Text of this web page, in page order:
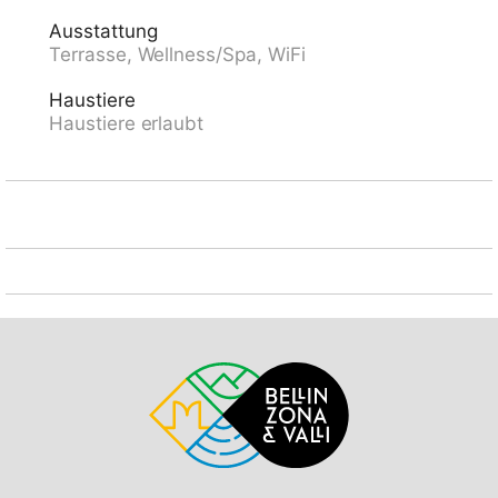
Nahe gelegene Sehenswürdigkeiten: Piazza Grande,
Falconeria, Mercato Cannobio IT, Mercsto Intra IT,
erreichbar: Bosco Gurin, Nara, Campo Blenio, Airolo.
Wandergebiete: Monte Bré, Locarno, Cardada, Valle
Ausstattung
Terrasse, Wellness/Spa, WiFi
Haustiere
Haustiere erlaubt